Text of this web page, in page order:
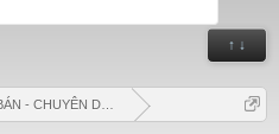
↑ ↓
- CHUYÊN DOANH